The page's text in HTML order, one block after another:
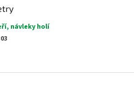
návleky holí